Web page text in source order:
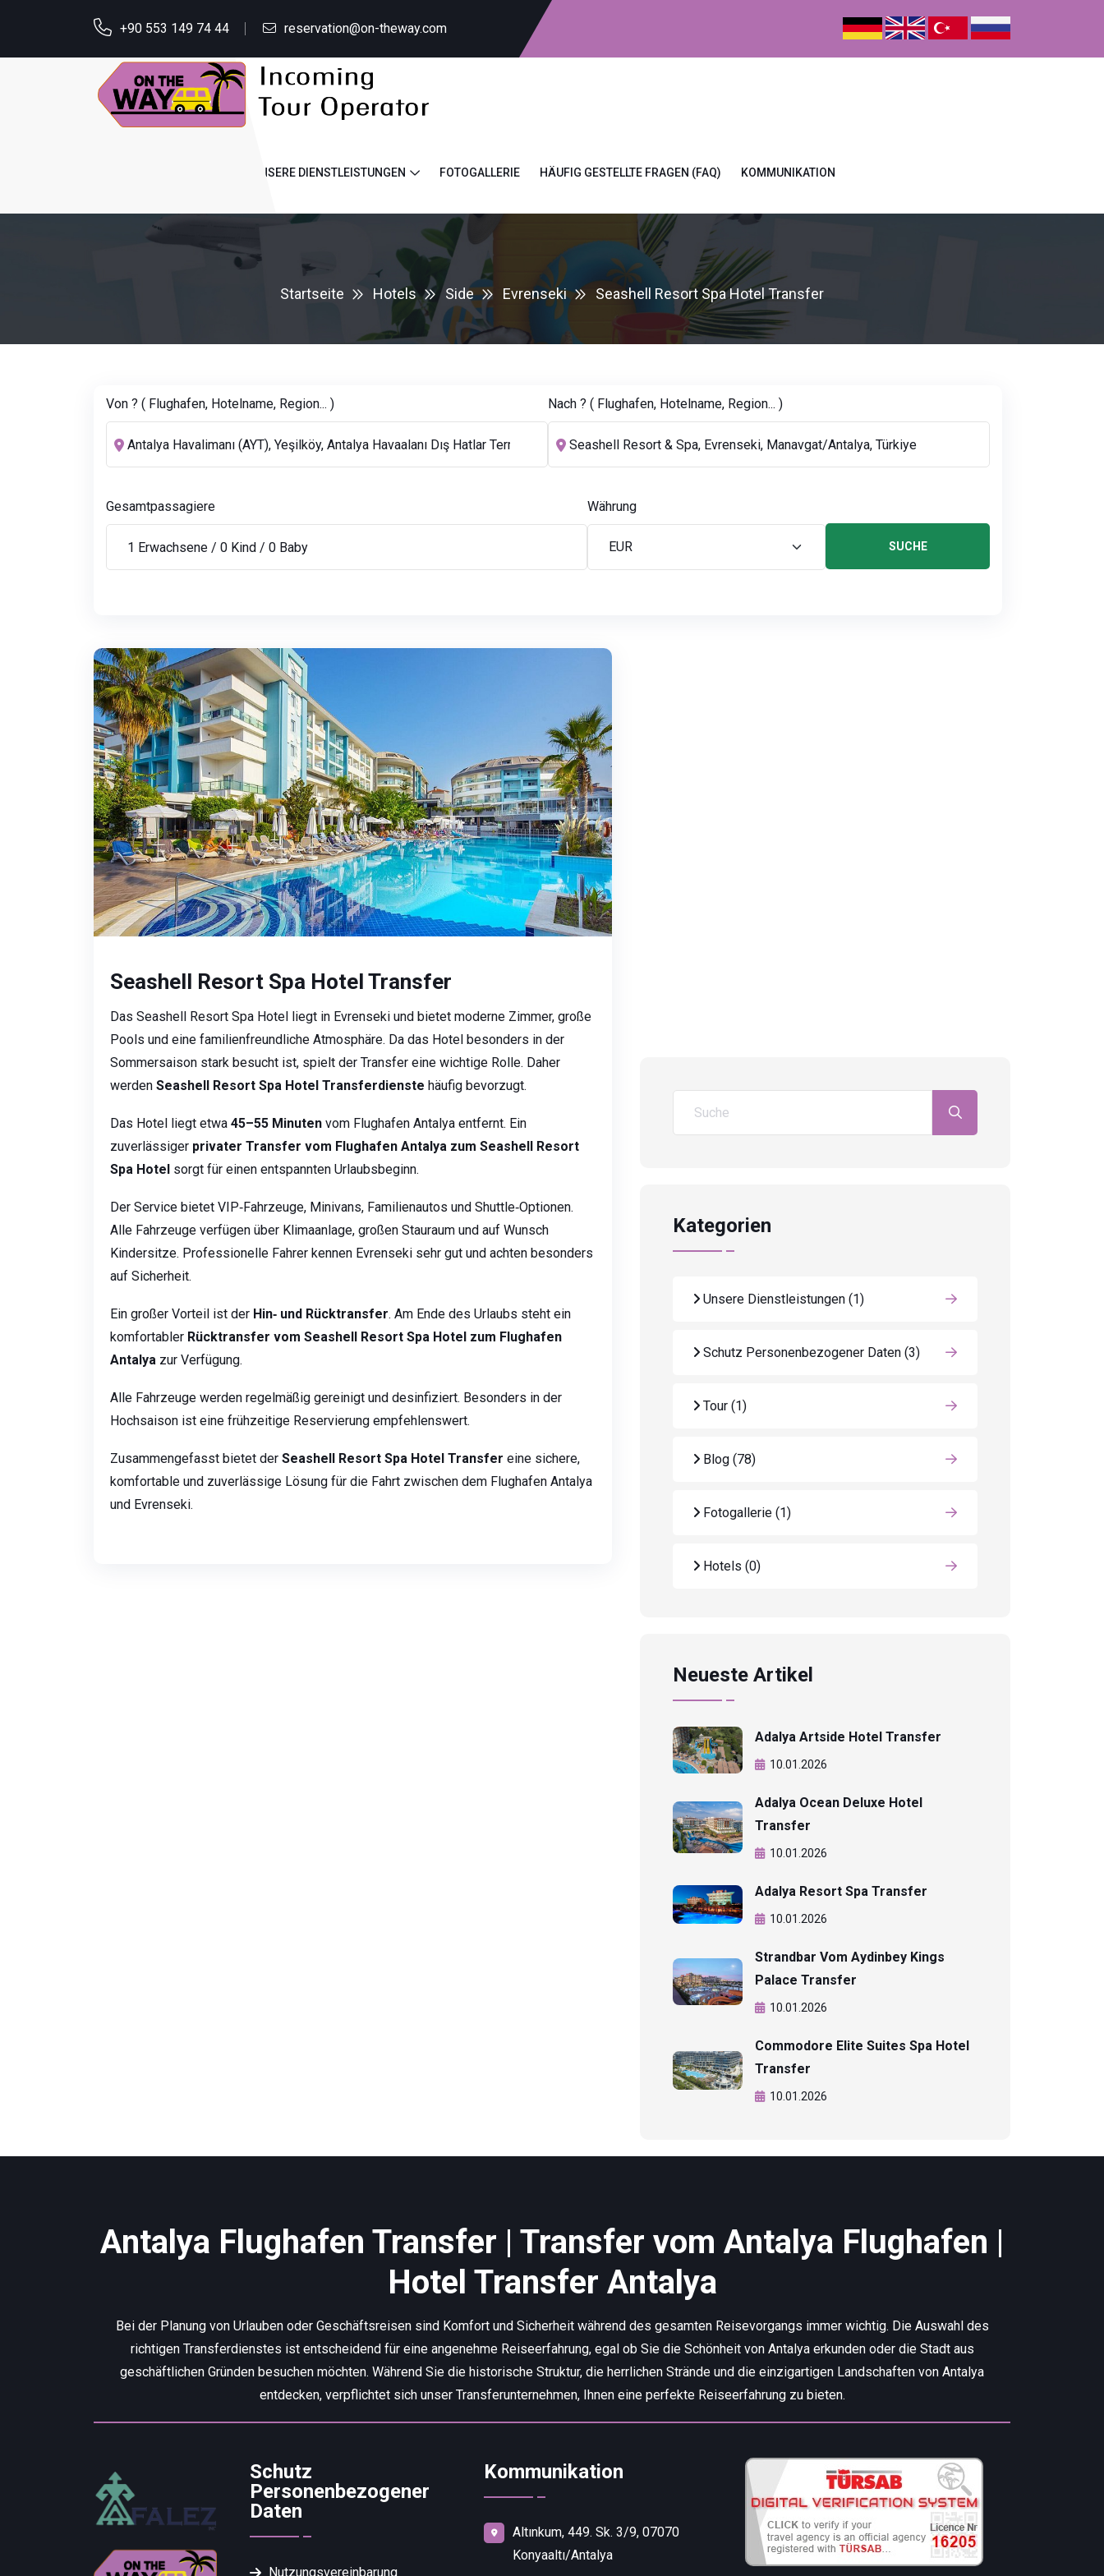
+90 553 149 74 44 reservation@on-theway.com
UNSERE DIENSTLEISTUNGEN FOTOGALLERIE HÄUFIG GESTELLTE FRAGEN (FAQ) KOMMUNIKATION
Startseite Hotels Side Evrenseki Seashell Resort Spa Hotel Transfer
Von ? ( Flughafen, Hotelname, Region... ) Nach ? ( Flughafen, Hotelname, Region... )
Gesamtpassagiere Währung
SUCHE
Seashell Resort Spa Hotel Transfer
Das Seashell Resort Spa Hotel liegt in Evrenseki und bietet moderne Zimmer, große
Pools und eine familienfreundliche Atmosphäre. Da das Hotel besonders in der
Sommersaison stark besucht ist, spielt der Transfer eine wichtige Rolle. Daher
werden Seashell Resort Spa Hotel Transferdienste häufig bevorzugt.
Das Hotel liegt etwa 45–55 Minuten vom Flughafen Antalya entfernt. Ein
zuverlässiger privater Transfer vom Flughafen Antalya zum Seashell Resort
Spa Hotel sorgt für einen entspannten Urlaubsbeginn.
Der Service bietet VIP‑Fahrzeuge, Minivans, Familienautos und Shuttle‑Optionen.
Alle Fahrzeuge verfügen über Klimaanlage, großen Stauraum und auf Wunsch
Kindersitze. Professionelle Fahrer kennen Evrenseki sehr gut und achten besonders
auf Sicherheit.
Ein großer Vorteil ist der Hin‑ und Rücktransfer. Am Ende des Urlaubs steht ein
komfortabler Rücktransfer vom Seashell Resort Spa Hotel zum Flughafen
Antalya zur Verfügung.
Alle Fahrzeuge werden regelmäßig gereinigt und desinfiziert. Besonders in der
Hochsaison ist eine frühzeitige Reservierung empfehlenswert.
Zusammengefasst bietet der Seashell Resort Spa Hotel Transfer eine sichere,
komfortable und zuverlässige Lösung für die Fahrt zwischen dem Flughafen Antalya
und Evrenseki.
Kategorien
Unsere Dienstleistungen (1)
Schutz Personenbezogener Daten (3)
Tour (1)
Blog (78)
Fotogallerie (1)
Hotels (0)
Neueste Artikel
Adalya Artside Hotel Transfer
10.01.2026
Adalya Ocean Deluxe Hotel
Transfer
10.01.2026
Adalya Resort Spa Transfer
10.01.2026
Strandbar Vom Aydinbey Kings
Palace Transfer
10.01.2026
Commodore Elite Suites Spa Hotel
Transfer
10.01.2026
Antalya Flughafen Transfer | Transfer vom Antalya Flughafen |
Hotel Transfer Antalya
Bei der Planung von Urlauben oder Geschäftsreisen sind Komfort und Sicherheit während des gesamten Reisevorgangs immer wichtig. Die Auswahl des
richtigen Transferdienstes ist entscheidend für eine angenehme Reiseerfahrung, egal ob Sie die Schönheit von Antalya erkunden oder die Stadt aus
geschäftlichen Gründen besuchen möchten. Während Sie die historische Struktur, die herrlichen Strände und die einzigartigen Landschaften von Antalya
entdecken, verpflichtet sich unser Transferunternehmen, Ihnen eine perfekte Reiseerfahrung zu bieten.
Schutz
Personenbezogener
Daten
Nutzungsvereinbarung
Kommunikation
Altınkum, 449. Sk. 3/9, 07070
Konyaaltı/Antalya